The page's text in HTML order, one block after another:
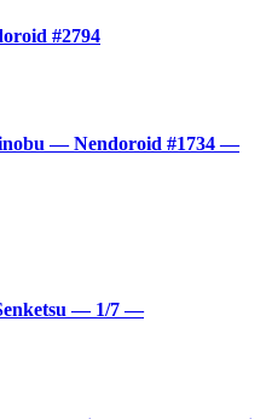
#2794
— Nendoroid #1734 —
— 1/7 —